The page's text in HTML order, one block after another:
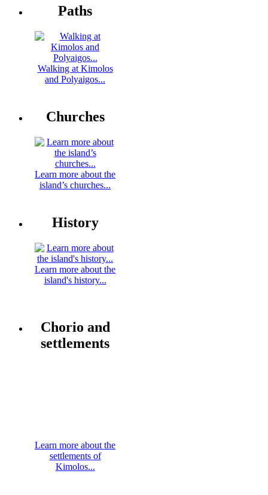
Paths
Walking at Kimolos
and Polyaigos...
Churches
Learn more about the
island’s churches...
History
Learn more about the
island's history...
Chorio and
settlements
Learn more about the
settlements of
Kimolos...